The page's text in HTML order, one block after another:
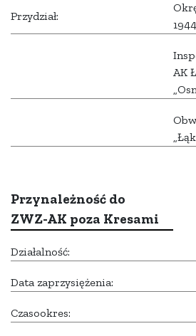
Przydział:
AK
Przynależność do
ZWZ-AK poza Kresami
Działalność:
Data zaprzysiężenia:
Czasookres: